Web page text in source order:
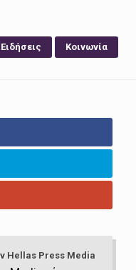
Ειδήσεις Κοινωνία
Hellas Press Media